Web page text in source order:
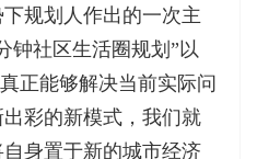
规划人作出的一次主
钟社区生活圈规划”以
正能够解决当前实际问
彩的新模式，我们就
身置于新的城市经济